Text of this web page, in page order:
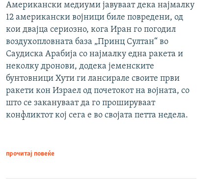
Американски медиуми јавуваат дека најмалку
12 американски војници биле повредени, од
кои двајца сериозно, кога Иран го погодил
воздухопловната база „Принц Султан“ во
Саудиска Арабија со најмалку една ракета и
неколку дронови, додека јеменските
бунтовници Хути ги лансирале своите први
ракети кон Израел од почетокот на војната, со
што се закануваат да го прошируваат
конфликтот кој сега е во својата петта недела.
прочитај повеќе